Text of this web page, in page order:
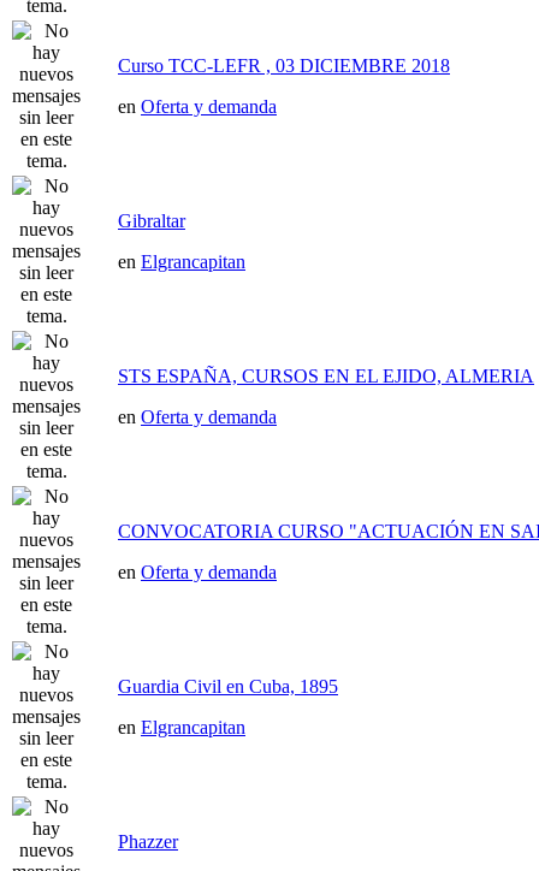
Curso TCC-LEFR , 03 DICIEMBRE 2018
en Oferta y demanda
Gibraltar
en Elgrancapitan
STS ESPAÑA, CURSOS EN EL EJIDO, ALMERIA
en Oferta y demanda
CONVOCATORIA CURSO "ACTUACIÓN EN
en Oferta y demanda
Guardia Civil en Cuba, 1895
en Elgrancapitan
Phazzer